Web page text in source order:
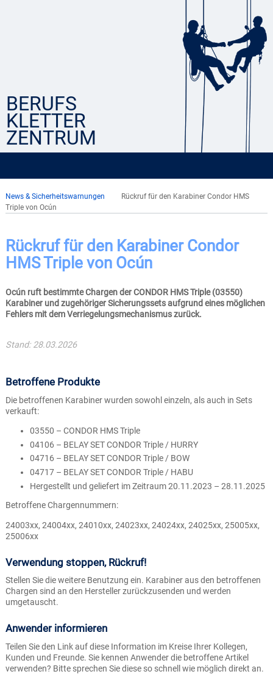
BERUFS
KLETTER
ZENTRUM
News & Sicherheitswarnungen
Rückruf für den Karabiner Condor HMS
Triple von Ocún
Rückruf für den Karabiner Condor
HMS Triple von Ocún
Ocún ruft bestimmte Chargen der CONDOR HMS Triple (03550)
Karabiner und zugehöriger Sicherungssets aufgrund eines möglichen
Fehlers mit dem Verriegelungsmechanismus zurück.
Stand: 28.03.2026
Betroffene Produkte
Die betroffenen Karabiner wurden sowohl einzeln, als auch in Sets
verkauft:
03550 – CONDOR HMS Triple
04106 – BELAY SET CONDOR Triple / HURRY
04716 – BELAY SET CONDOR Triple / BOW
04717 – BELAY SET CONDOR Triple / HABU
Hergestellt und geliefert im Zeitraum 20.11.2023 – 28.11.2025
Betroffene Chargennummern:
24003xx, 24004xx, 24010xx, 24023xx, 24024xx, 24025xx, 25005xx,
25006xx
Verwendung stoppen, Rückruf!
Stellen Sie die weitere Benutzung ein. Karabiner aus den betroffenen
Chargen sind an den Hersteller zurückzusenden und werden
umgetauscht.
Anwender informieren
Teilen Sie den Link auf diese Information im Kreise Ihrer Kollegen,
Kunden und Freunde. Sie kennen Anwender die betroffene Artikel
verwenden? Bitte sprechen Sie diese so schnell wie möglich direkt an.